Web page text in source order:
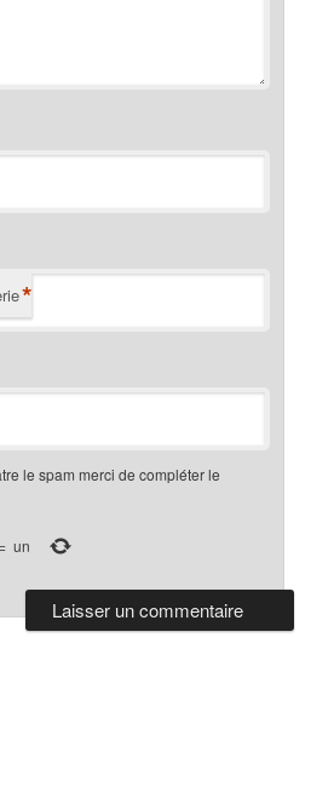
*
le spam merci de compléter le
un